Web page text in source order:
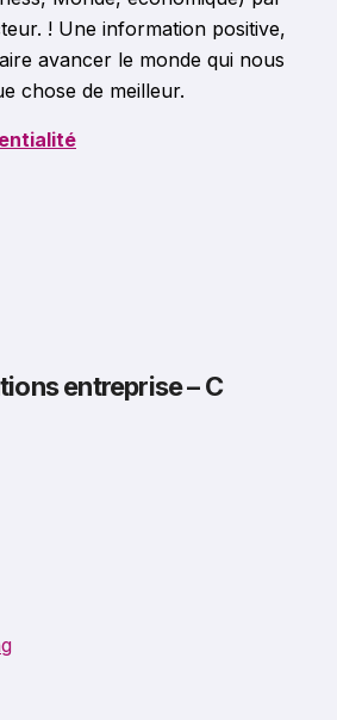
! Une information positive,
avancer le monde qui nous
chose de meilleur.
entreprise – C